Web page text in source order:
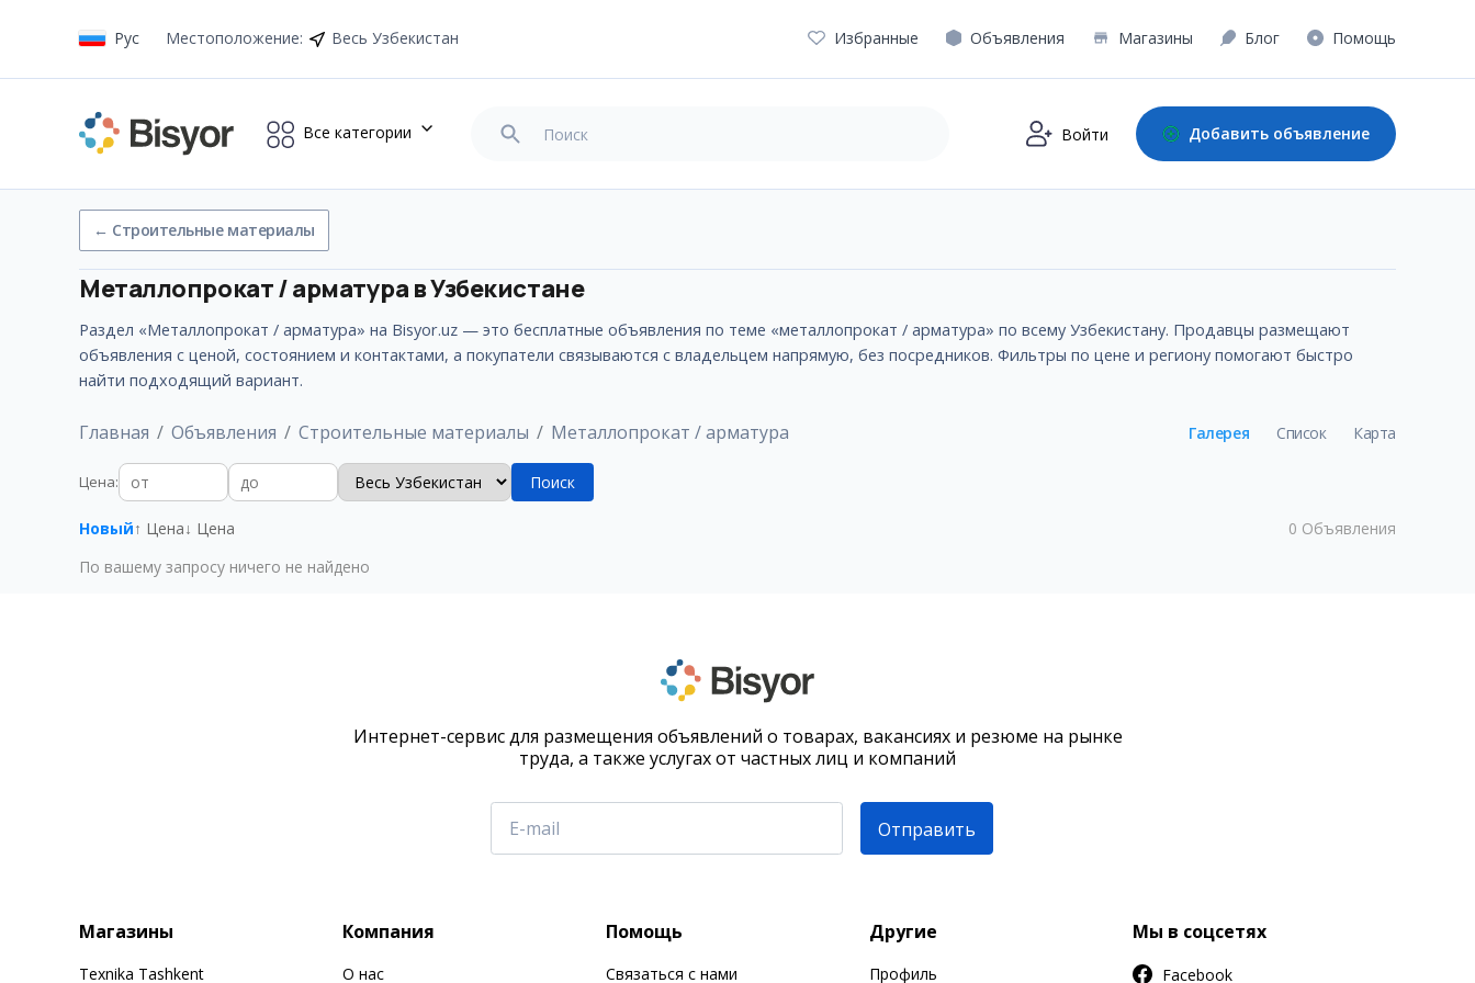
Рус Местоположение: Весь Узбекистан Избранные Объявления Магазины Блог Помощь
Все категории Войти Добавить объявление
← Строительные материалы
Металлопрокат / арматура в Узбекистане
Раздел «Металлопрокат / арматура» на Bisyor.uz — это бесплатные объявления по теме «металлопрокат / арматура» по всему Узбекистану. Продавцы размещают
объявления с ценой, состоянием и контактами, а покупатели связываются с владельцем напрямую, без посредников. Фильтры по цене и региону помогают быстро
найти подходящий вариант.
Главная Объявления Строительные материалы Металлопрокат / арматура Галерея Список Карта
Цена: Поиск
Новый↑ Цена↓ Цена 0 Объявления
По вашему запросу ничего не найдено
Интернет-сервис для размещения объявлений о товарах, вакансиях и резюме на рынке
труда, а также услугах от частных лиц и компаний
Отправить
Магазины
Texnika Tashkent
Компания
О нас
Помощь
Связаться с нами
Другие
Профиль
Мы в соцсетях
Facebook